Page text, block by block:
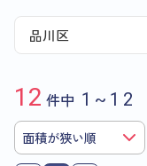
品川区
12 件中 1~12